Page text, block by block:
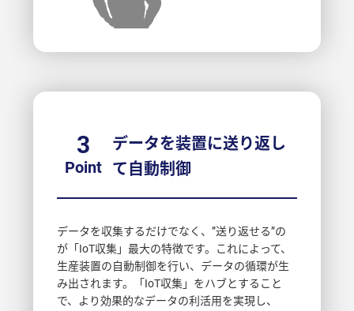
3
Point
データを装置に送り返し
て自動制御
データを収集するだけでなく、”送り返せる”の
が「IoT収集」最大の特徴です。これによって、
生産装置の自動制御を行い、データの循環が生
み出されます。「IoT収集」をハブとすること
で、より効果的なデータの利活用を実現し、